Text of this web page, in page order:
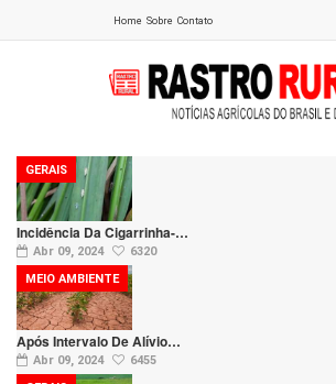
Home Sobre Contato
Incidência Da Cigarrinha-…
Abr 09, 2024 6320
GERAIS
Após Intervalo De Alívio…
Abr 09, 2024 6455
MEIO AMBIENTE